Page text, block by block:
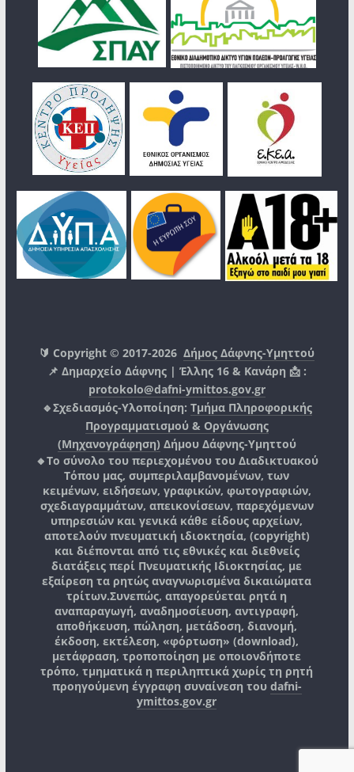
🔰 Copyright © 2017-2026Δήμος Δάφνης-Υμηττού
📌 Δημαρχείο Δάφνης | Έλλης 16 & Κανάρη 📩 :
protokolo@dafni-ymittos.gov.gr
🔹Σχεδιασμός-Υλοποίηση: Τμήμα Πληροφορικής
Προγραμματισμού & Οργάνωσης
(Μηχανογράφηση) Δήμου Δάφνης-Υμηττού
🔸Το σύνολο του περιεχομένου του Διαδικτυακού
Τόπου μας, συμπεριλαμβανομένων, των
κειμένων, ειδήσεων, γραφικών, φωτογραφιών,
σχεδιαγραμμάτων, απεικονίσεων, παρεχόμενων
υπηρεσιών και γενικά κάθε είδους αρχείων,
αποτελούν πνευματική ιδιοκτησία, (copyright)
και διέπονται από τις εθνικές και διεθνείς
διατάξεις περί Πνευματικής Ιδιοκτησίας, με
εξαίρεση τα ρητώς αναγνωρισμένα δικαιώματα
τρίτων.Συνεπώς, απαγορεύεται ρητά η
αναπαραγωγή, αναδημοσίευση, αντιγραφή,
αποθήκευση, πώληση, μετάδοση, διανομή,
έκδοση, εκτέλεση, «φόρτωση» (download),
μετάφραση, τροποποίηση με οποιονδήποτε
τρόπο, τμηματικά η περιληπτικά χωρίς τη ρητή
προηγούμενη έγγραφη συναίνεση του dafni-
ymittos.gov.gr